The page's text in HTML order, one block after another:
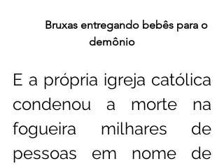
demônio
E a própria igreja católica
condenou a morte na
fogueira milhares de
pessoas em nome de